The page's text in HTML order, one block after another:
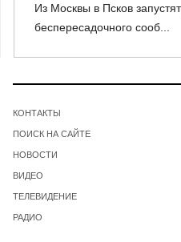
Из Москвы в Псков
беспересадочного сооб...
КОНТАКТЫ
ПОИСК НА САЙТЕ
НОВОСТИ
ВИДЕО
ТЕЛЕВИДЕНИЕ
РАДИО